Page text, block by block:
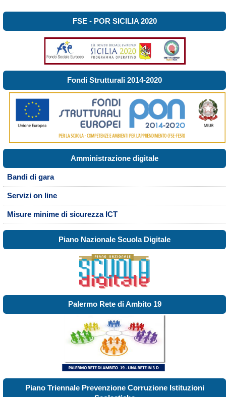
FSE - POR SICILIA 2020
Fondi Strutturali 2014-2020
Amministrazione digitale
Bandi di gara
Servizi on line
Misure minime di sicurezza ICT
Piano Nazionale Scuola Digitale
Palermo Rete di Ambito 19
Piano Triennale Prevenzione Corruzione Istituzioni